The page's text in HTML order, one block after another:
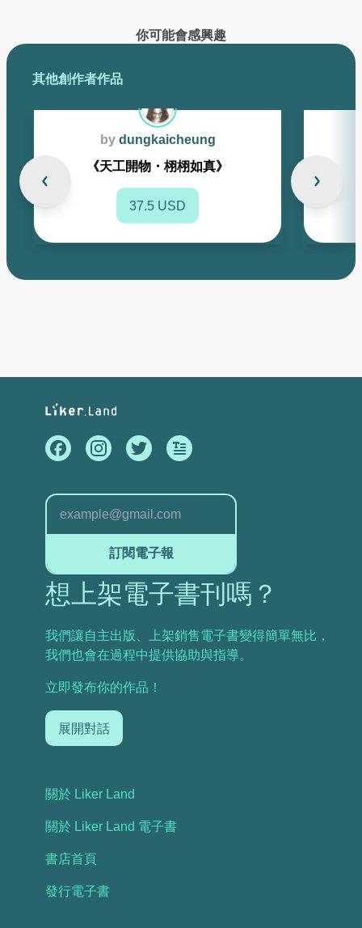
你可能會感興趣
其他創作者作品
by dungkaicheung
《天工開物・栩栩如真》
37.5 USD
想上架電子書刊嗎？
我們讓自主出版、上架銷售電子書變得簡單無比，
我們也會在過程中提供協助與指導。
立即發布你的作品！
展開對話
關於 Liker Land
關於 Liker Land 電子書
書店首頁
發行電子書
訂閱電子報